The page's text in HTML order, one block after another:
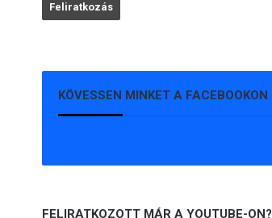
KÖVESSEN MINKET A FACEBOOKON
FELIRATKOZOTT MÁR A YOUTUBE-ON?